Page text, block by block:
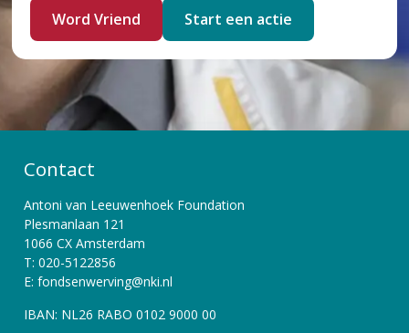
Word Vriend Start een actie
Contact
Antoni van Leeuwenhoek Foundation
Plesmanlaan 121
1066 CX Amsterdam
T: 020-5122856
E: fondsenwerving@nki.nl
IBAN: NL26 RABO 0102 9000 00